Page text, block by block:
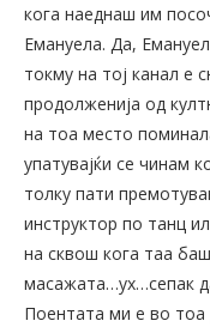
кога наеднаш им
Емануела. Да,
токму на тој канал е
продолженија од
на тоа место
упатувајќи се чинам
толку пати
инструктор по танц
на сквош кога таа
масажата…ух…сепак
Поентата ми е во тоа